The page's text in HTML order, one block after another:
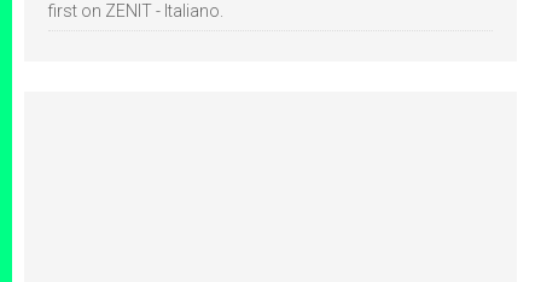
first on ZENIT - Italiano.